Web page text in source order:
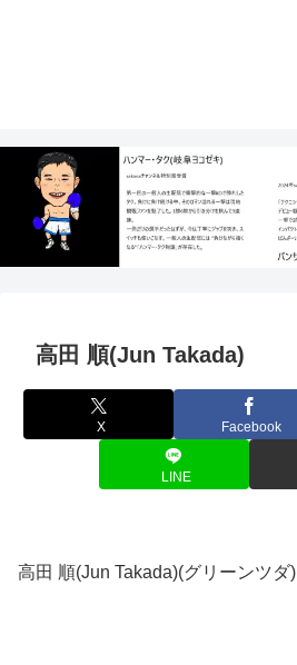
高田 順(Jun Takada)
X Facebook
LINE
高田 順(Jun Takada)(グリーンツダ)